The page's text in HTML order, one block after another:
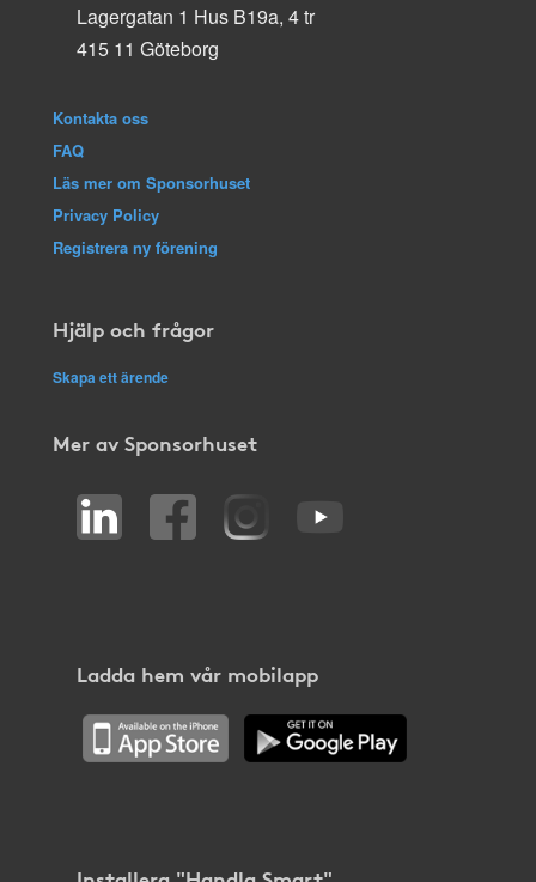
Lagergatan 1 Hus B19a, 4 tr
415 11 Göteborg
Kontakta oss
FAQ
Läs mer om Sponsorhuset
Privacy Policy
Registrera ny förening
Hjälp och frågor
Skapa ett ärende
Mer av Sponsorhuset
Ladda hem vår mobilapp